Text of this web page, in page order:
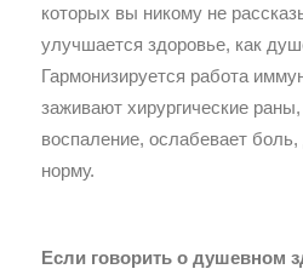
которых вы никому не
улучшается здоровье, как
Гармонизируется работа
заживают хирургические
воспаление, ослабевает
норму.
Если говорить о душевном